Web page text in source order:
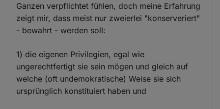
Ganzen verpflichtet fühlen, doch meine Erfahrung
zeigt mir, dass meist nur zweierlei "konserveriert"
- bewahrt - werden soll:
1) die eigenen Privilegien, egal wie
ungerechtfertigt sie sein mögen und gleich auf
welche (oft undemokratische) Weise sie sich
ursprünglich konstituiert haben und